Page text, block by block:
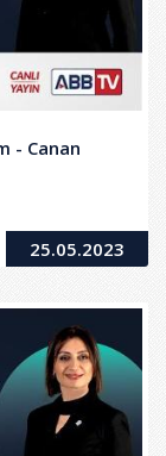
- Canan
25.05.2023